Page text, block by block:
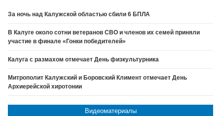
За ночь над Калужской областью сбили 6 БПЛА
В Калуге около сотни ветеранов СВО и членов их семей приняли
участие в финале «Гонки победителей»
Калуга с размахом отмечает День физкультурника
Митрополит Калужский и Боровский Климент отмечает День
Архиерейской хиротонии
Видеоматериалы